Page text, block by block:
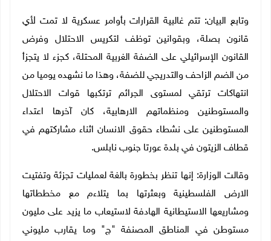
وتابع البيان: تتم غالبية القرارات بأوامر عسكرية لا تمت لأي
قانون بصلة، وبقوانين توظف لتكريس الاحتلال وفرض
القانون الإسرائيلي على الضفة الغربية المحتلة، كجزء لا يتجزأ
من الضم الزاحف والتدريجي للضفة، وهذا ما نشهده يوميا من
انتهاكات ترتقي لمستوى الجرائم ترتكبها قوات الاحتلال
والمستوطنين ومنظماتهم الارهابية، كان آخرها اعتداء
المستوطنين على نشطاء حقوق الانسان اثناء مشاركتهم في
قطاف الزيتون في بلدة عورتا جنوب نابلس.
وقالت الوزارة: إنها تنظر بخطورة بالغة لعمليات تجزئة وتفتيت
الارض الفلسطينية وبعثرتها بما يتلاءم مع مخططاتها
ومشاريعها الاستيطانية الهادفة لاستيعاب ما يزيد على مليون
مستوطن في المناطق المصنفة "ج" وما يقارب مليوني